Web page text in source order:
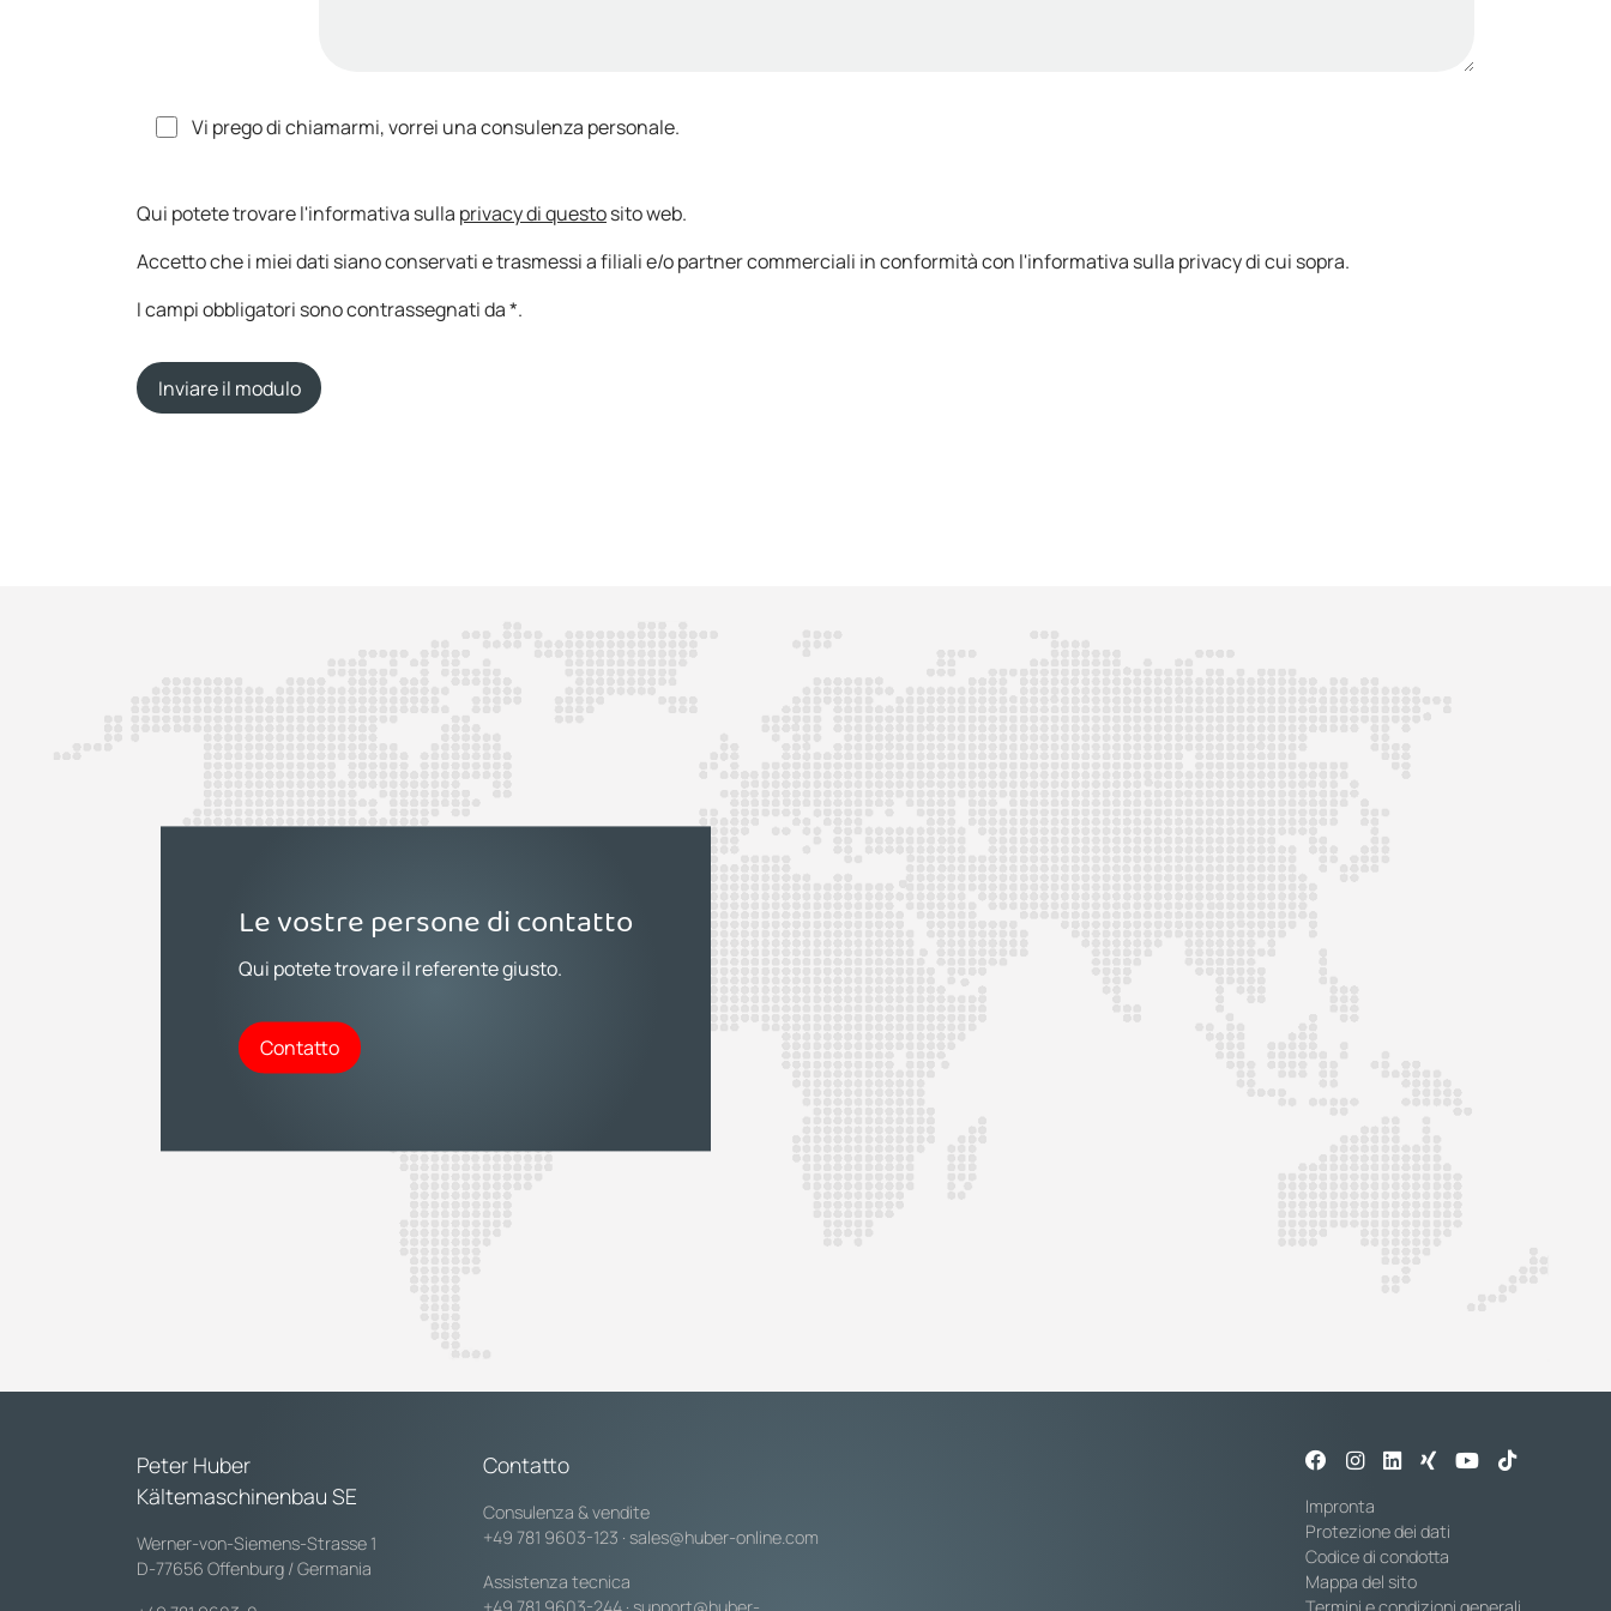
Vi prego di chiamarmi, vorrei una consulenza personale.
Qui potete trovare l'informativa sulla privacy di questosito web.
Accetto che i miei dati siano conservati e trasmessi a filiali e/o partner commerciali in conformità con l'informativa sulla privacy di cui sopra.
I campi obbligatori sono contrassegnati da *.
Inviare il modulo
Le vostre persone di contatto
Qui potete trovare il referente giusto.
Contatto
Peter Huber
Kältemaschinenbau SE
Werner-von-Siemens-Strasse 1
D-77656 Offenburg / Germania
Contatto
Consulenza & vendite
+49 781 9603-123 · sales@huber-online.com
Assistenza tecnica
Impronta
Protezione dei dati
Codice di condotta
Mappa del sito